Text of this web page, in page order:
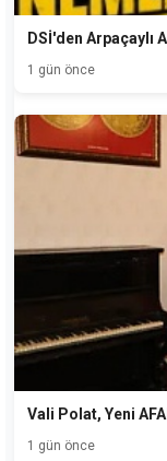
DSİ'den Arpaçaylı
1 gün önce
Vali Polat, Yeni
1 gün önce